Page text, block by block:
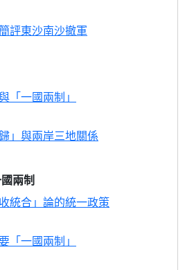
評東沙南沙撤軍
「一國兩制」
」與兩岸三地關係
兩制
統合」論的統一政策
「一國兩制」